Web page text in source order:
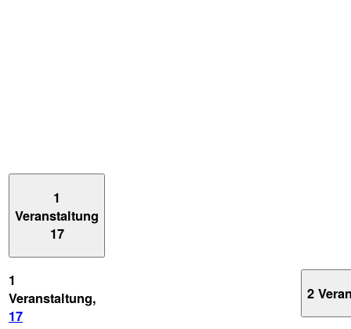
1
Veranstaltung
17
1
Veranstaltung,
17
2